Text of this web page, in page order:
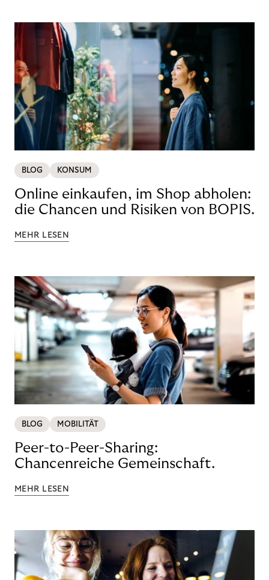
BLOG KONSUM
Online einkaufen, im Shop abholen:
die Chancen und Risiken von BOPIS.
MEHR LESEN
BLOG MOBILITÄT
Peer-to-Peer-Sharing:
Chancenreiche Gemeinschaft.
MEHR LESEN